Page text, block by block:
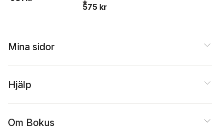
575 kr
Mina sidor
Hjälp
Om Bokus